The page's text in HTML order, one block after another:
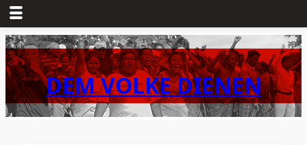
Zum
Inhalt
springenDEM VOLKE DIENEN